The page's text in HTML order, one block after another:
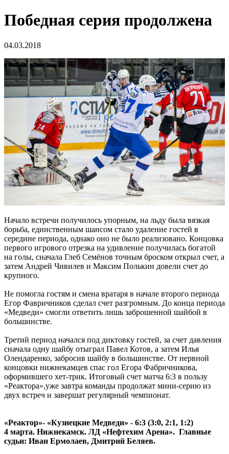
Победная серия продолжена
04.03.2018
Начало встречи получилось упорным, на льду была вязкая
борьба, единственным шансом стало удаление гостей в
середине периода, однако оно не было реализовано. Концовка
первого игрового отрезка на удивление получилась богатой
на голы, сначала Глеб Семёнов точным броском открыл счет, а
затем Андрей Чивилев и Максим Полькин довели счет до
крупного.
Не помогла гостям и смена вратаря в начале второго периода
Егор Фавричников сделал счет разгромным. До конца периода
«Медведи» смогли ответить лишь заброшенной шайбой в
большинстве.
Третий период начался под диктовку гостей, за счет давления
сначала одну шайбу отыграл Павел Котов, а затем Илья
Олендаренко, забросив шайбу в большинстве. От нервной
концовки нижнекамцев спас гол Егора Фабричникова,
оформившего хет-трик. Итоговый счет матча 6:3 в пользу
«Реактора»,уже завтра команды продолжат мини-серию из
двух встреч и завершат регулярный чемпионат.
«Реактор»- «Кузнецкие Медведи» - 6:3 (3:0, 2:1, 1:2)
4 марта. Нижнекамск. ЛД «Нефтехим Арена». Главные
судьи: Иван Ермолаев, Дмитрий Беляев.